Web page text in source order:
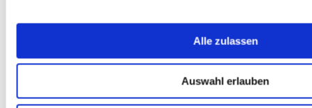
Alle zulassen
Auswahl erlauben